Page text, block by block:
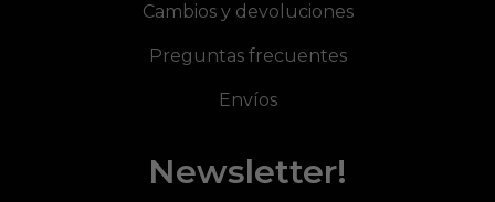
Cambios y devoluciones
Preguntas frecuentes
Envíos
Newsletter!